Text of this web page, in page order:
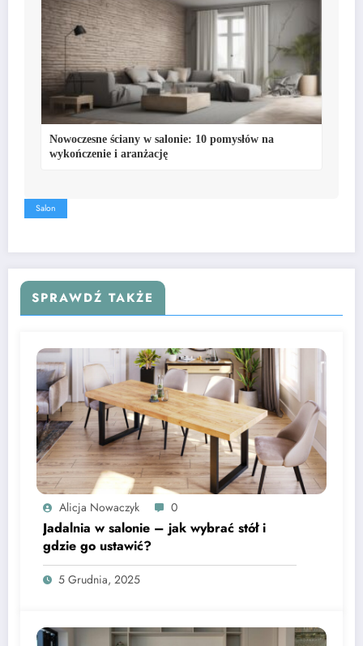
Nowoczesne ściany w salonie: 10 pomysłów na
wykończenie i aranżację
Salon
SPRAWDŹ TAKŻE
Alicja Nowaczyk 0
Jadalnia w salonie – jak wybrać stół i
gdzie go ustawić?
5 Grudnia, 2025